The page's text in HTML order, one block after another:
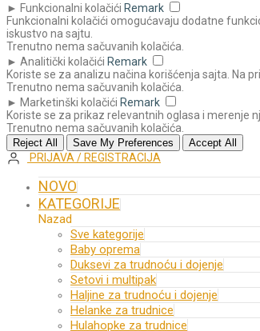
► Funkcionalni kolačići Remark
Funkcionalni kolačići omogućavaju dodatne
iskustvo na sajtu.
Trenutno nema sačuvanih kolačića.
► Analitički kolačići Remark
Koriste se za analizu načina korišćenja sajta. Na
Trenutno nema sačuvanih kolačića.
► Marketinški kolačići Remark
Koriste se za prikaz relevantnih oglasa i merenje
Trenutno nema sačuvanih kolačića.
Reject All Save My Preferences Accept All
PRIJAVA / REGISTRACIJA
NOVO
KATEGORIJE
Nazad
Sve kategorije
Baby oprema
Duksevi za trudnoću i dojenje
Setovi i multipak
Haljine za trudnoću i dojenje
Helanke za trudnice
Hulahopke za trudnice